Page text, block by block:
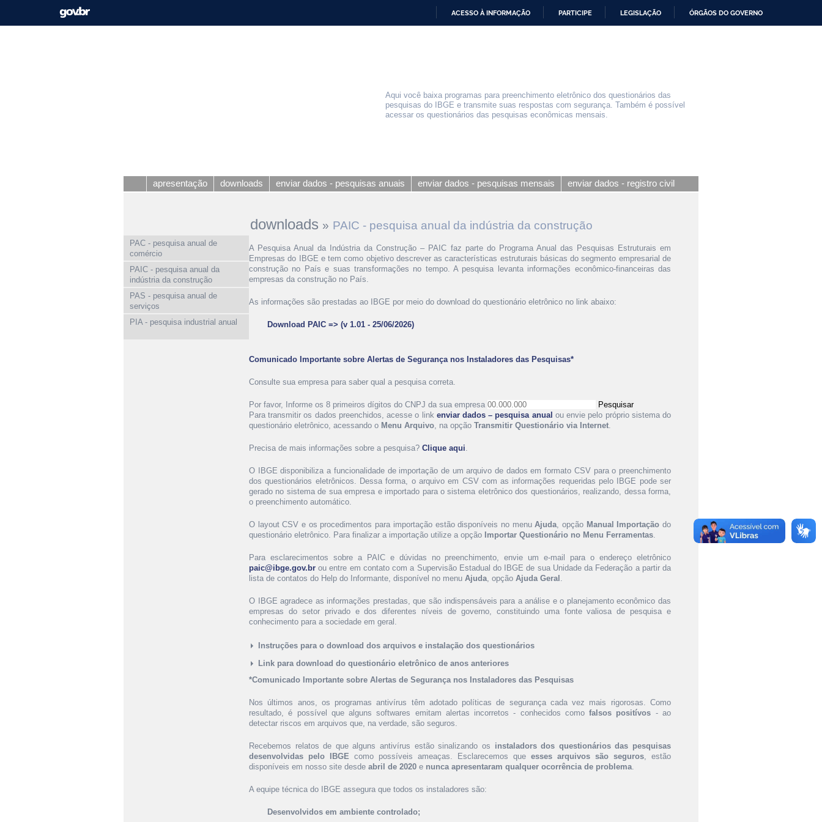
ACESSO À INFORMAÇÃO PARTICIPE LEGISLAÇÃO ÓRGÃOS DO GOVERNO
Aqui você baixa programas para preenchimento eletrônico dos questionários das
pesquisas do IBGE e transmite suas respostas com segurança. Também é possível
acessar os questionários das pesquisas econômicas mensais.
apresentação downloads enviar dados - pesquisas anuais enviar dados - pesquisas mensais enviar dados - registro civil
PAC - pesquisa anual de
comércio
PAIC - pesquisa anual da
indústria da construção
PAS - pesquisa anual de
serviços
PIA - pesquisa industrial anual
downloads » PAIC - pesquisa anual da indústria da construção
A Pesquisa Anual da Indústria da Construção – PAIC faz parte do Programa Anual das Pesquisas Estruturais em
Empresas do IBGE e tem como objetivo descrever as características estruturais básicas do segmento empresarial de
construção no País e suas transformações no tempo. A pesquisa levanta informações econômico-financeiras das
empresas da construção no País.
As informações são prestadas ao IBGE por meio do download do questionário eletrônico no link abaixo:
Download PAIC => (v 1.01 - 25/06/2026)
Comunicado Importante sobre Alertas de Segurança nos Instaladores das Pesquisas*
Consulte sua empresa para saber qual a pesquisa correta.
Por favor, Informe os 8 primeiros dígitos do CNPJ da sua empresa
Pesquisar
Para transmitir os dados preenchidos, acesse o link enviar dados – pesquisa anual ou envie pelo próprio sistema do
questionário eletrônico, acessando o Menu Arquivo, na opção Transmitir Questionário via Internet.
Precisa de mais informações sobre a pesquisa? Clique aqui.
O IBGE disponibiliza a funcionalidade de importação de um arquivo de dados em formato CSV para o preenchimento
dos questionários eletrônicos. Dessa forma, o arquivo em CSV com as informações requeridas pelo IBGE pode ser
gerado no sistema de sua empresa e importado para o sistema eletrônico dos questionários, realizando, dessa forma,
o preenchimento automático.
O layout CSV e os procedimentos para importação estão disponíveis no menuAjuda, opção Manual Importação do
questionário eletrônico. Para finalizar a importação utilize a opção Importar Questionário no Menu Ferramentas.
Para esclarecimentos sobre a PAIC e dúvidas no preenchimento, envie um e-mail para o endereço eletrônico
paic@ibge.gov.br ou entre em contato com a Supervisão Estadual do IBGE de sua Unidade da Federação a partir da
lista de contatos do Help do Informante, disponível no menu Ajuda, opção Ajuda Geral .
O IBGE agradece as informações prestadas, que são indispensáveis para a análise e o planejamento econômico das
empresas do setor privado e dos diferentes níveis de governo, constituindo uma fonte valiosa de pesquisa e
conhecimento para a sociedade em geral.
Instruções para o download dos arquivos e instalação dos questionários
Link para download do questionário eletrônico de anos anteriores
*Comunicado Importante sobre Alertas de Segurança nos Instaladores das Pesquisas
Nos últimos anos, os programas antivírus têm adotado políticas de segurança cada vez mais rigorosas. Como
resultado, é possível que alguns softwares emitam alertas incorretos - conhecidos comofalsos positívos - ao
detectar riscos em arquivos que, na verdade, são seguros.
Recebemos relatos de que alguns antivírus estão sinalizando os instaladors dos questionários das pesquisas
desenvolvidas pelo IBGE como possíveis ameaças. Esclarecemos que esses arquivos são seguros, estão
disponíveis em nosso site desde abril de 2020 e nunca apresentaram qualquer ocorrência de problema.
A equipe técnica do IBGE assegura que todos os instaladores são:
Desenvolvidos em ambiente controlado;